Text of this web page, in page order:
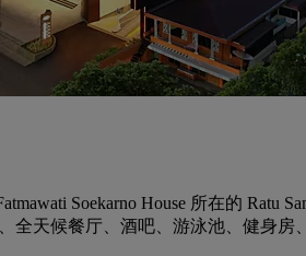
Soekarno House 所在的 Ratu
全天候餐厅、酒吧、游泳池、健身房